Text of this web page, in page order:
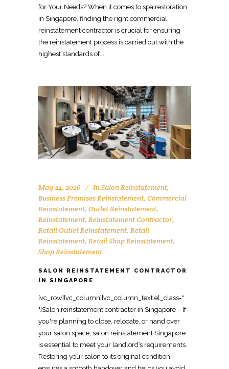
for Your Needs? When it comes to spa restoration
in Singapore, finding the right commercial
reinstatement contractor is crucial for ensuring
the reinstatement process is carried out with the
highest standards of...
May 24, 2026 InSalon Reinstatement,
Business Premises Reinstatement, Commercial
Reinstatement, Outlet Reinstatement,
Reinstatement, Reinstatement Contractor,
Retail Outlet Reinstatement, Retail
Reinstatement, Retail Shop Reinstatement,
Shop Reinstatement
SALON REINSTATEMENT CONTRACTOR
IN SINGAPORE
[vc_row][vc_column][vc_column_text el_class="
"]Salon reinstatement contractor in Singapore – If
you're planning to close, relocate, or hand over
your salon space, salon reinstatement Singapore
is essential to meet your landlord’s requirements.
Restoring your salon to its original condition